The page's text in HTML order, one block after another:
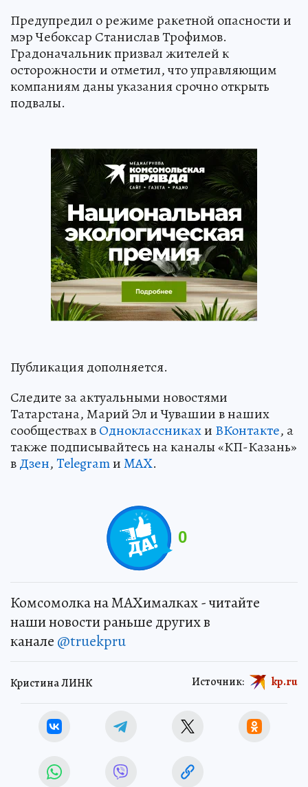
Предупредил о режиме ракетной опасности и
мэр Чебоксар Станислав Трофимов.
Градоначальник призвал жителей к
осторожности и отметил, что управляющим
компаниям даны указания срочно открыть
подвалы.
Публикация дополняется.
Следите за актуальными новостями
Татарстана, Марий Эл и Чувашии в наших
сообществах вОдноклассникахи ВКонтакте, а
также подписывайтесь на каналы «КП-Казань»
вДзен,TelegramиMAX.
0
Комсомолка на MAXималках - читайте
наши новости раньше других в
канале @truekpru
Кристина ЛИНК Источник: kp.ru